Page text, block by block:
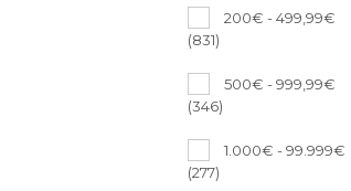
200€ - 499,99€
(831)
500€ - 999,99€
(346)
1.000€ - 99.999€
(277)